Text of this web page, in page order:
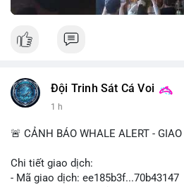
Đội Trinh Sát Cá Voi
1 h
🚨 CẢNH BÁO WHALE ALERT -
Chi tiết giao dịch:
- Mã giao dịch: ee185b3f...70b43147